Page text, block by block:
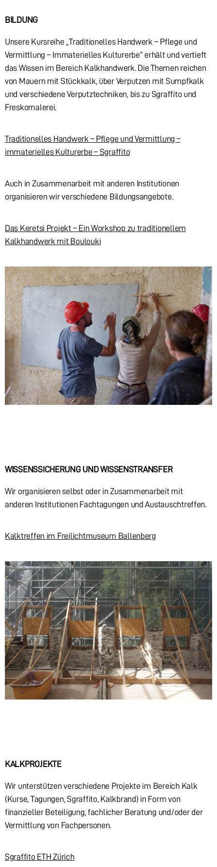
BILDUNG
Unsere Kursreihe „Traditionelles Handwerk – Pflege und
Vermittlung – Immaterielles Kulturerbe“ erhält und vertieft
das Wissen im Bereich Kalkhandwerk. Die Themen reichen
von Mauern mit Stückkalk, über Verputzen mit Sumpfkalk
und verschiedene Verputztechniken, bis zu Sgraffito und
Freskomalerei.
Traditionelles Handwerk – Pflege und Vermittlung –
immaterielles Kulturerbe – Sgraffito
Auch in Zusammenarbeit mit anderen Institutionen
organisieren wir verschiedene Bildungsangebote.
Das Keretsi Projekt – Ein Workshop zu traditionellem
Kalkhandwerk mit Boulouki
WISSENSSICHERUNG UND WISSENSTRANSFER
Wir organisieren selbst oder in Zusammenarbeit mit
anderen Institutionen Fachtagungen und Austauschtreffen.
Kalktreffen im Freilichtmuseum Ballenberg
KALKPROJEKTE
Wir unterstützen verschiedene Projekte im Bereich Kalk
(Kurse, Tagungen, Sgraffito, Kalkbrand) in Form von
finanzieller Beteiligung, fachlicher Beratung und/oder der
Vermittlung von Fachpersonen.
Sgraffito ETH Zürich